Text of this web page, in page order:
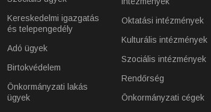
Kereskedelmi igazgatás
és telepengedély
Adó ügyek
Birtokvédelem
Önkormányzati lakás
ügyek
Oktatási intézmények
Kulturális intézmények
Szociális intézmények
Rendőrség
Önkormányzati cégek